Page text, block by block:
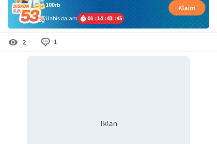
100rb
Habis dalam
01 :14 :43 :44
Klaim
2 1
Iklan